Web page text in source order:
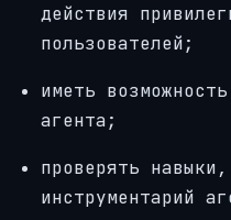
действия
пользователей;
иметь
агента;
проверять
инструментарий